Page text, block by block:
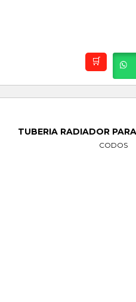
TUBERIA RADIADOR
CODOS